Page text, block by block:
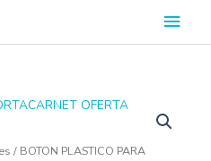
/ BOTON PLASTICO PARA